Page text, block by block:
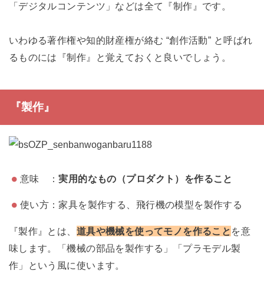
「デジタルコンテンツ」などは全て『制作』です。
いわゆる著作権や知的財産権が絡む “創作活動” と呼ばれ
るものには『制作』と覚えておくと良いでしょう。
『製作』
意味 ：実用的なもの（プロダクト）を作ること
使い方：家具を製作する、飛行機の模型を製作する
『製作』とは、 道具や機械を使ってモノを作ること を意
味します。「機械の部品を製作する」「プラモデル製
作」という風に使います。